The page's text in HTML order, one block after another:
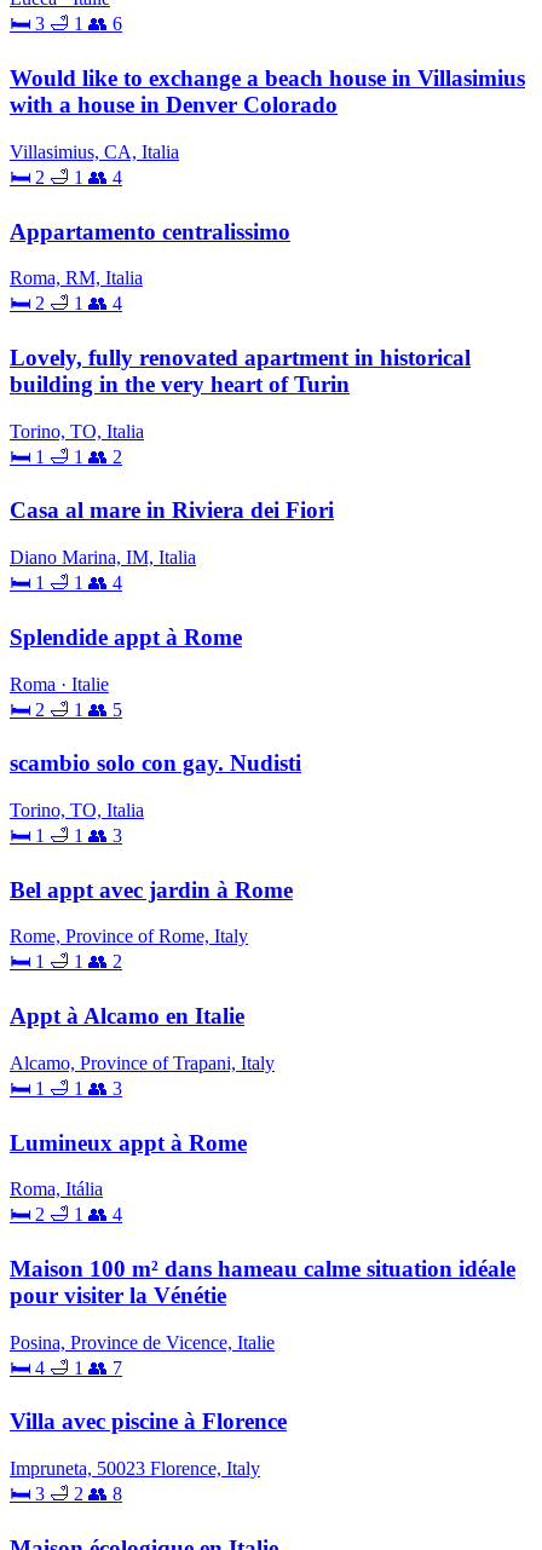
🛏 3 🛁 1 👥 6
Would like to exchange a beach house in Villasimius
with a house in Denver Colorado
Villasimius, CA, Italia
🛏 2 🛁 1 👥 4
Appartamento centralissimo
Roma, RM, Italia
🛏 2 🛁 1 👥 4
Lovely, fully renovated apartment in historical
building in the very heart of Turin
Torino, TO, Italia
🛏 1 🛁 1 👥 2
Casa al mare in Riviera dei Fiori
Diano Marina, IM, Italia
🛏 1 🛁 1 👥 4
Splendide appt à Rome
Roma · Italie
🛏 2 🛁 1 👥 5
scambio solo con gay. Nudisti
Torino, TO, Italia
🛏 1 🛁 1 👥 3
Bel appt avec jardin à Rome
Rome, Province of Rome, Italy
🛏 1 🛁 1 👥 2
Appt à Alcamo en Italie
Alcamo, Province of Trapani, Italy
🛏 1 🛁 1 👥 3
Lumineux appt à Rome
Roma, Itália
🛏 2 🛁 1 👥 4
Maison 100 m² dans hameau calme situation idéale
pour visiter la Vénétie
Posina, Province de Vicence, Italie
🛏 4 🛁 1 👥 7
Villa avec piscine à Florence
Impruneta, 50023 Florence, Italy
🛏 3 🛁 2 👥 8